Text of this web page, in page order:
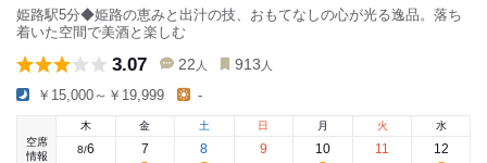
姫路駅5分◆姫路の恵みと出汁の技、おもてなしの心が光る逸品。落ち
着いた空間で美酒と楽しむ
3.07 22 人 913 人
￥15,000～￥19,999 -
空席
情報
木
8/6
金
7
土
8
日
9
月
10
火
11
水
12